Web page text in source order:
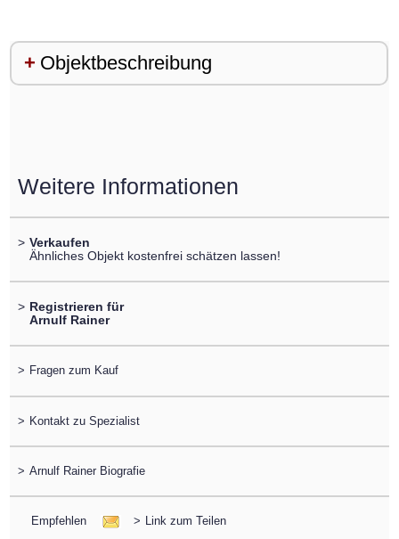
Objektbeschreibung
Weitere Informationen
> Verkaufen
Ähnliches Objekt kostenfrei schätzen lassen!
> Registrieren für
Arnulf Rainer
> Fragen zum Kauf
> Kontakt zu Spezialist
> Arnulf Rainer Biografie
Empfehlen > Link zum Teilen